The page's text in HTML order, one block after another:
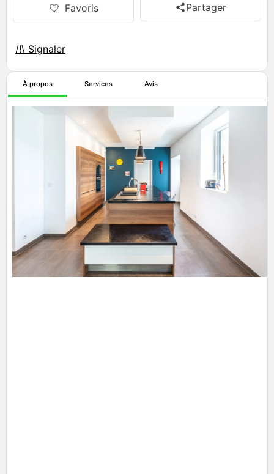
🤍 Favoris Partager
/!\ Signaler
À propos Services Avis